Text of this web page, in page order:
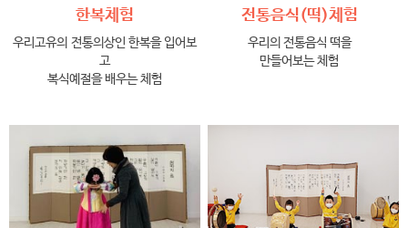
한복체험
우리고유의 전통의상인 한복을 입어보
고
복식예절을 배우는 체험
전통음식(떡)체험
우리의 전통음식 떡을
만들어보는 체험